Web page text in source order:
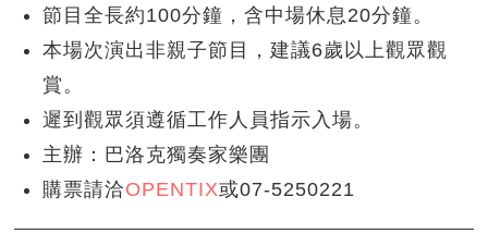
節目全長約100分鐘，含中場休息20分鐘。
本場次演出非親子節目，建議6歲以上觀眾觀
賞。
遲到觀眾須遵循工作人員指示入場。
主辦：巴洛克獨奏家樂團
購票請洽OPENTIX或07-5250221